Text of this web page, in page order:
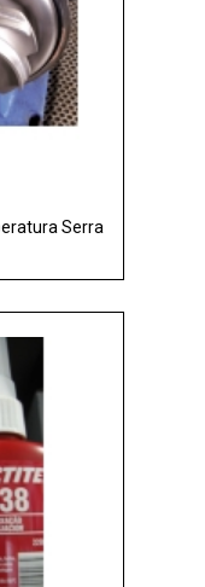
Serra